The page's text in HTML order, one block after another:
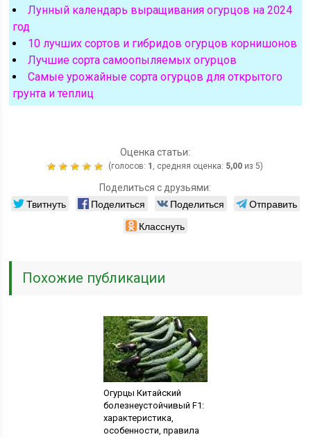
Лунный календарь выращивания огурцов на 2024
год
10 лучших сортов и гибридов огурцов корнишонов
Лучшие сорта самоопыляемых огурцов
Самые урожайные сорта огурцов для открытого
грунта и теплиц
Оценка статьи:
(голосов: 1 , средняя оценка: 5,00 из 5)
Поделиться с друзьями:
Твитнуть Поделиться Поделиться
Отправить
Класснуть
Похожие публикации
Огурцы Китайский
болезнеустойчивый F1:
характеристика,
особенности, правила